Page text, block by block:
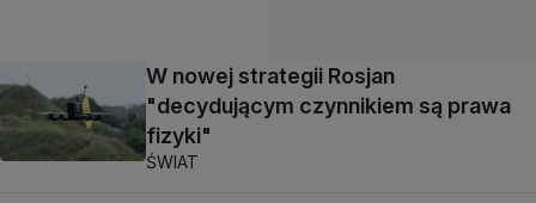
W nowej strategii Rosjan
"decydującym czynnikiem są prawa
fizyki"
ŚWIAT